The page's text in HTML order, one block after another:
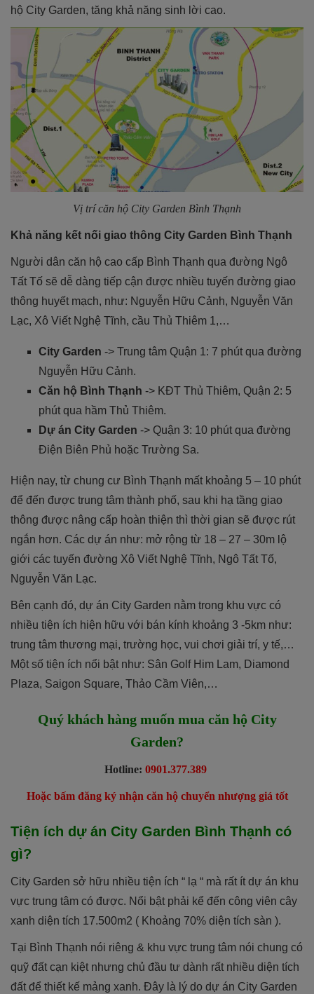
hộ City Garden, tăng khả năng sinh lời cao.
Vị trí căn hộ City Garden Bình Thạnh
Khả năng kết nối giao thông City Garden Bình Thạnh
Người dân căn hộ cao cấp Bình Thạnh qua đường Ngô
Tất Tố sẽ dễ dàng tiếp cận được nhiều tuyến đường giao
thông huyết mạch, như: Nguyễn Hữu Cảnh, Nguyễn Văn
Lạc, Xô Viết Nghệ Tĩnh, cầu Thủ Thiêm 1,…
City Garden -> Trung tâm Quận 1: 7 phút qua đường
Nguyễn Hữu Cảnh.
Căn hộ Bình Thạnh -> KĐT Thủ Thiêm, Quận 2: 5
phút qua hầm Thủ Thiêm.
Dự án City Garden -> Quận 3: 10 phút qua đường
Điện Biên Phủ hoặc Trường Sa.
Hiện nay, từ chung cư Bình Thạnh mất khoảng 5 – 10 phút
để đến được trung tâm thành phố, sau khi hạ tầng giao
thông được nâng cấp hoàn thiện thì thời gian sẽ được rút
ngắn hơn. Các dự án như: mở rộng từ 18 – 27 – 30m lộ
giới các tuyến đường Xô Viết Nghệ Tĩnh, Ngô Tất Tố,
Nguyễn Văn Lạc.
Bên cạnh đó, dự án City Garden nằm trong khu vực có
nhiều tiện ích hiện hữu với bán kính khoảng 3 -5km như:
trung tâm thương mại, trường học, vui chơi giải trí, y tế,…
Một số tiện ích nổi bật như: Sân Golf Him Lam, Diamond
Plaza, Saigon Square, Thảo Cầm Viên,…
Quý khách hàng muốn mua căn hộ City
Garden?
Hotline: 0901.377.389
Hoặc bấm đăng ký nhận căn hộ chuyển nhượng giá tốt
Tiện ích dự án City Garden Bình Thạnh có
gì?
City Garden sở hữu nhiều tiện ích “ lạ “ mà rất ít dự án khu
vực trung tâm có được. Nổi bật phải kể đến công viên cây
xanh diện tích 17.500m2 ( Khoảng 70% diện tích sàn ).
Tại Bình Thạnh nói riêng & khu vực trung tâm nói chung có
quỹ đất cạn kiệt nhưng chủ đầu tư dành rất nhiều diện tích
đất để thiết kế mảng xanh. Đây là lý do dự án City Garden